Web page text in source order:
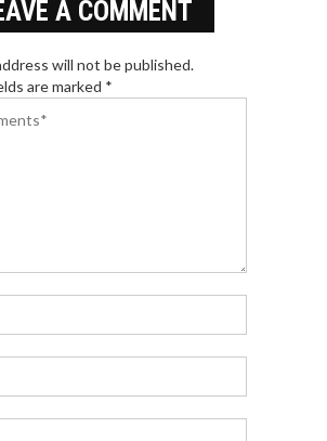
A COMMENT
will not be published.
are marked *